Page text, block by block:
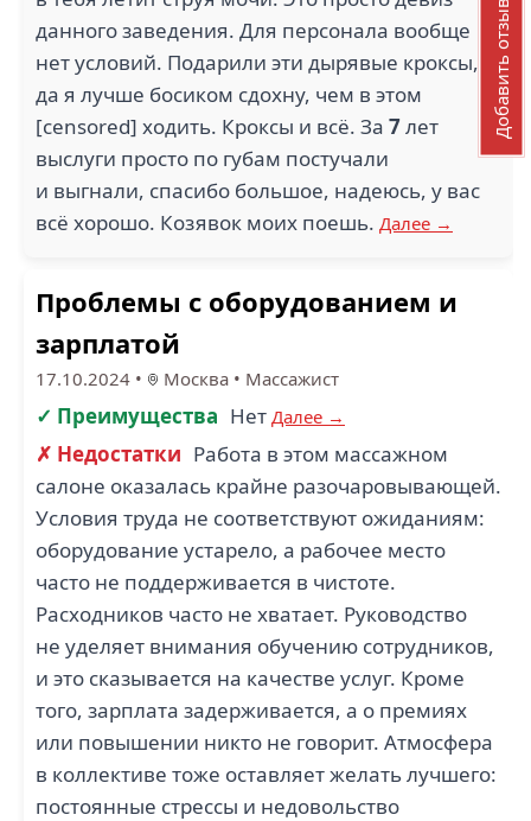
данного заведения. Для персонала вообще
нет условий. Подарили эти дырявые кроксы,
да я лучше босиком сдохну, чем в этом
[censored] ходить. Кроксы и всё. За 7лет
выслуги просто по губам постучали
и выгнали, спасибо большое, надеюсь, у вас
всё хорошо. Козявок моих поешь. Далее →
Проблемы с оборудованием и
зарплатой
17.10.2024 • Москва • Массажист
✓ Преимущества Нет Далее →
✗ Недостатки Работа в этом массажном
салоне оказалась крайне разочаровывающей.
Условия труда не соответствуют ожиданиям:
оборудование устарело, а рабочее место
часто не поддерживается в чистоте.
Расходников часто не хватает. Руководство
не уделяет внимания обучению сотрудников,
и это сказывается на качестве услуг. Кроме
того, зарплата задерживается, а о премиях
или повышении никто не говорит. Атмосфера
в коллективе тоже оставляет желать лучшего:
постоянные стрессы и недовольство
Добавить отзыв